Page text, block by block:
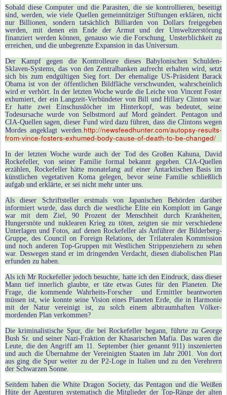
Sobald diese Computer und die Parasiten, die sie kontrollieren, beseitigt
sind, werden, wie viele Quellen gemeinnütziger Stiftungen erklären, nicht
nur Billionen, sondern tatsächlich Billiarden von Dollars freigegeben
werden, mit denen ein Ende der Armut und der Umweltzerstörung
finanziert werden können, genauso wie die Forschung, Unsterblichkeit zu
erreichen, und die unbegrenzte Expansion in das Universum.
Der Kampf gegen die Kontrolleure dieses Babylonischen Schulden-
Sklaven-Systems, das von den Zentralbanken aufrecht erhalten wird, setzt
sich bis zum endgültigen Sieg fort. Der ehemalige US-Präsident Barack
Obama ist von der öffentlichen Bildfläche verschwunden, wahrscheinlich
wird er verhört. In der letzten Woche wurde die Leiche von Vincent Foster
exhumiert, der ein Langzeit-Verbündeter von Bill und Hillary Clinton war.
Er hatte zwei Einschusslöcher im Hinterkopf, was bedeutet, seine
Todesursache wurde von Selbstmord auf Mord geändert. Pentagon und
CIA-Quellen sagen, dieser Fund wird dazu führen, dass die Clintons wegen
Mordes angeklagt werden. http://newsfeedhunter.com/autopsy-results-
from-vince-fosters-exhumed-body-cause-of-death-to-be-changed/
In der letzten Woche wurde auch der Tod des Großen Kahuna, David
Rockefeller, von seiner Familie formal bekannt gegeben. CIA-Quellen
erzählen, Rockefeller hätte monatelang auf einer Antarktischen Basis im
künstlichen vegetativen Koma gelegen, bevor seine Familie schließlich
aufgab und erklärte, er sei nicht mehr unter uns.
Als dieser Schriftsteller erstmals von Japanischen Behörden darüber
informiert wurde, dass durch die westliche Elite ein Komplott im Gange
war mit dem Ziel, 90 Prozent der Menschheit durch Krankheiten,
Hungersnöte und nuklearen Krieg zu töten, zeigten sie mir verschiedene
Unterlagen und Fotos, auf denen Rockefeller als Anführer der Bilderberg-
Gruppe, des Council on Foreign Relations, der Trilateralen Kommission
und noch anderen Top-Gruppen mit Westlichen Strippenziehern zu sehen
war. Deswegen stand er im dringenden Verdacht, diesen diabolischen Plan
erfunden zu haben.
Als ich Mr Rockefeller jedoch besuchte, hatte ich den Eindruck, dass dieser
Mann tief innerlich glaubte, er täte etwas Gutes für den Planeten. Die
Frage, die kommende Wahrheits-Forscher und Ermittler beantworten
müssen ist, wie konnte seine Vision eines Planeten Erde, die in Harmonie
mit der Natur vereinigt ist, zu solch einem albtraumhaften Völker-
mordenden Plan verkommen?
Die kriminalistische Spur, die bei Rockefeller begann, führte zu George
Bush Sr. und seiner Nazi-Fraktion der Khasarischen Mafia. Das waren die
Leute, die den Angriff am 11. September (hier genannt 911) inszenierten
und auch die Übernahme der Vereinigten Staaten im Jahr 2001. Von dort
aus ging die Spur weiter zu der P2-Loge in Italien und zu den Verehrern
der Schwarzen Sonne.
Seitdem haben die White Dragon Society, das Pentagon und die Weißen
Hüte der Agenturen systematisch die Mitglieder der Top-Ränge der alten